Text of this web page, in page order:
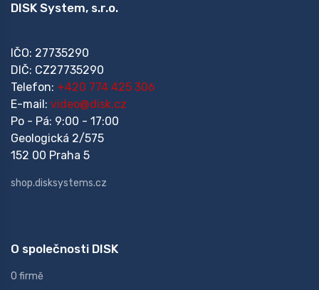
DISK System, s.r.o.
IČO: 27735290
DIČ: CZ27735290
Telefon: +420 774 425 306
E-mail: video@disk.cz
Po - Pá: 9:00 - 17:00
Geologická 2/575
152 00 Praha 5
shop.disksystems.cz
O společnosti DISK
O firmě